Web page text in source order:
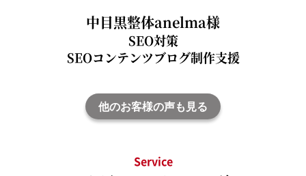
中目黒整体anelma様
SEO対策
SEOコンテンツブログ制作支援
他のお客様の声も見る
Service